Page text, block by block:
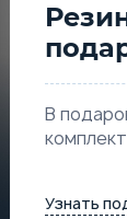
В
Узнать